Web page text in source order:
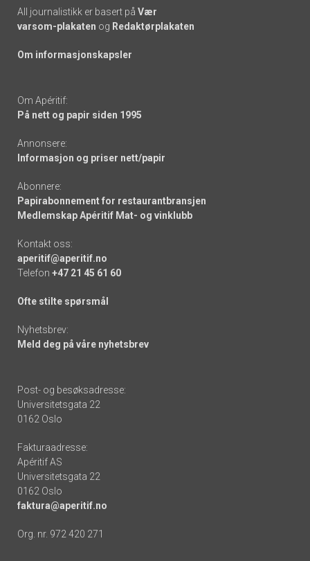
All journalistikk er basert på Vær
varsom-plakaten og Redaktørplakaten
Om informasjonskapsler
Om Apéritif:
På nett og papir siden 1995
Annonsere:
Informasjon og priser nett/papir
Abonnere:
Papirabonnement for restaurantbransjen
Medlemskap Apéritif Mat- og vinklubb
Kontakt oss:
aperitif@aperitif.no
Telefon +47 21 45 61 60
Ofte stilte spørsmål
Nyhetsbrev:
Meld deg på våre nyhetsbrev
Post- og besøksadresse:
Universitetsgata 22
0162 Oslo
Fakturaadresse:
Apéritif AS
Universitetsgata 22
0162 Oslo
faktura@aperitif.no
Org. nr. 972 420 271